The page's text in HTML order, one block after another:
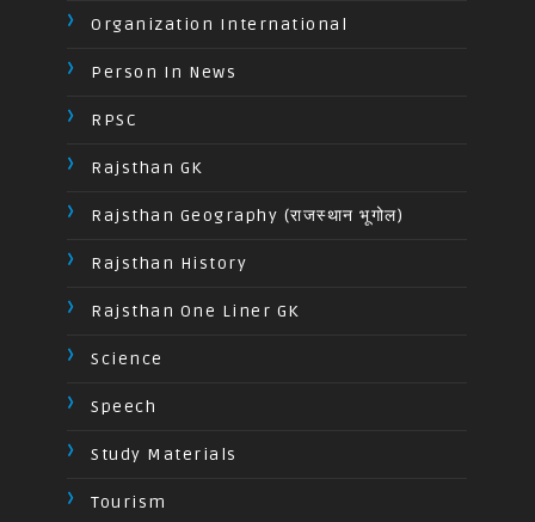
Organization International
Person In News
RPSC
Rajsthan GK
Rajsthan Geography (राजस्थान भूगोल)
Rajsthan History
Rajsthan One Liner GK
Science
Speech
Study Materials
Tourism